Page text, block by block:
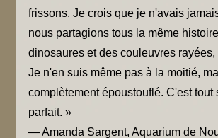
frissons. Je crois que je n'avais
nous partagions tous la même
dinosaures et des couleuvres
Je n'en suis même pas à la moitié,
complètement époustouflé. C'est tout
parfait. »
— Amanda Sargent, Aquarium de